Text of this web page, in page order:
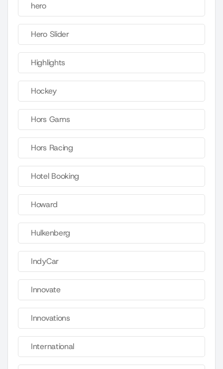
hero
Hero Slider
Highlights
Hockey
Hors Gams
Hors Racing
Hotel Booking
Howard
Hulkenberg
IndyCar
Innovate
Innovations
International